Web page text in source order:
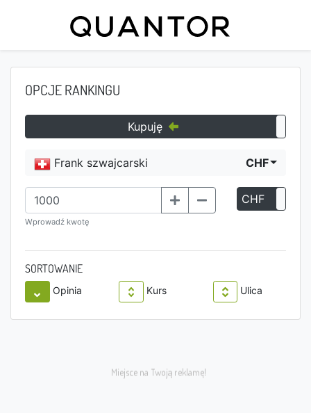
OPCJE RANKINGU
Kupuję
Frank szwajcarski CHF
Wprowadź kwotę
CHF
SORTOWANIE
Opinia Kurs Ulica